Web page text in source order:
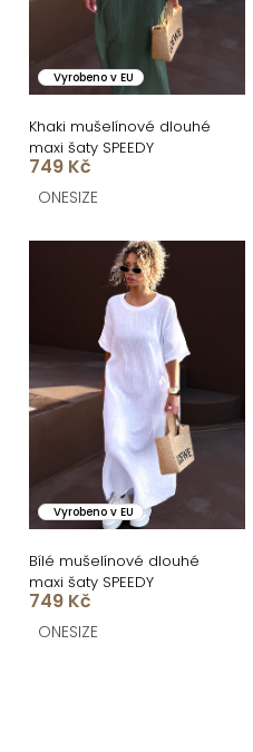
k
t
ů
o
d
u
k
ů
Vyrobeno v EU
Khaki mušelínové dlouhé
maxi šaty SPEEDY
749 Kč
ONESIZE
Vyrobeno v EU
Bílé mušelínové dlouhé
maxi šaty SPEEDY
749 Kč
ONESIZE